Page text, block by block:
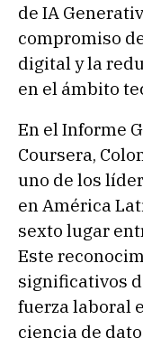
de IA
compromiso
digital y la
en el ámbito
En el Informe
Coursera,
uno de los
en América
sexto lugar
Este
significativos
fuerza laboral
ciencia de